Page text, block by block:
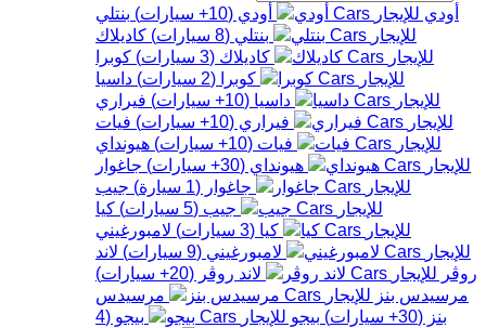
أودي أودي (
10+ سيارات) بنتلي
بنتلي (
8 سيارات) كاديلاك
كاديلاك (
3 سيارات) كوبرا
كوبرا (
2 سيارات) داسيا
داسيا (
10+ سيارات) فيراري
فيراري (
10+ سيارات) فيات
فيات (
10+ سيارات) هيونداي
هيونداي (
30+ سيارات) جاغوار
جاغوار (
1 سيارة) جيب
جيب (
5 سيارات) كيا
كيا (
3 سيارات) لامبورغيني
لامبورغيني (
9 سيارات) لاند
روڤر
لاند روڤر (
20+ سيارات)
مرسيدس بنز
مرسيدس
بنز (
30+ سيارات) بيجو بيجو (
4